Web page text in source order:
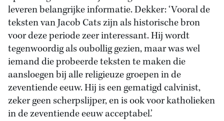
leveren belangrijke informatie. Dekker: ‘Vooral de
teksten van Jacob Cats zijn als historische bron
voor deze periode zeer interessant. Hij wordt
tegenwoordig als oubollig gezien, maar was wel
iemand die probeerde teksten te maken die
aansloegen bij alle religieuze groepen in de
zeventiende eeuw. Hij is een gematigd calvinist,
zeker geen scherpslijper, en is ook voor katholieken
in de zeventiende eeuw acceptabel.’